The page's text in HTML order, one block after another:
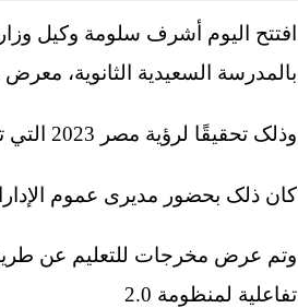
افتتح اليوم أشرف سلومة وكيل
بالمدرسة السعيدية الثانوية، معرض مخرجات
وذلک تحقيقًا لرؤية مصر 2023 التي تركز على التعليم للجميع، جودة عالية دون تمييز.
كان ذلک بحضور مديرى عموم
وتم عرض مخرجات للتعليم عن
تفاعلية لمنظومة 2.0